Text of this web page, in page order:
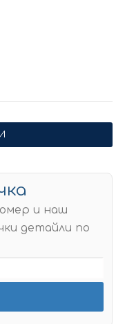
и наш
детайли по